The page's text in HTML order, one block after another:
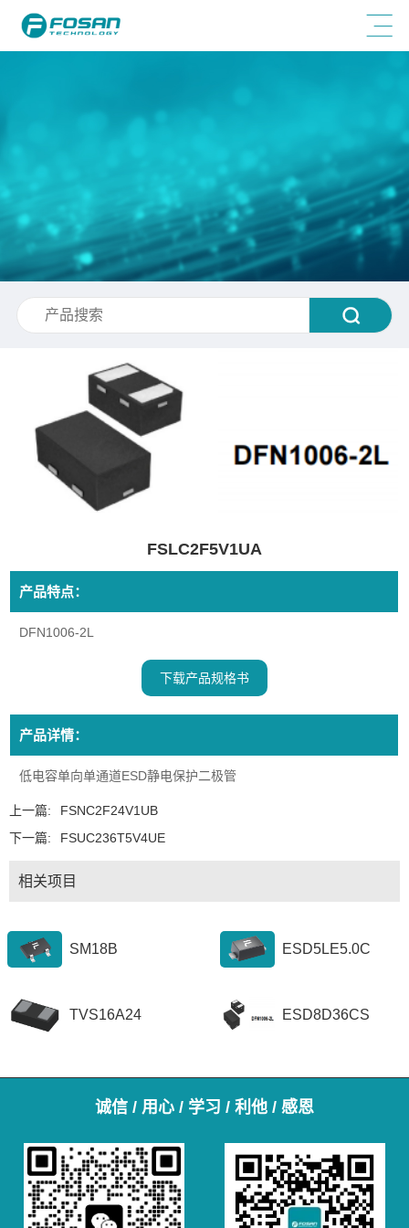
FSLC2F5V1UA
产品特点：
DFN1006-2L
下载产品规格书
产品详情：
低电容单向单通道ESD静电保护二极管
上一篇:
FSNC2F24V1UB
下一篇:
FSUC236T5V4UE
相关项目
SM18B ESD5LE5.0C
TVS16A24 ESD8D36CS
诚信 / 用心 / 学习 / 利他 / 感恩